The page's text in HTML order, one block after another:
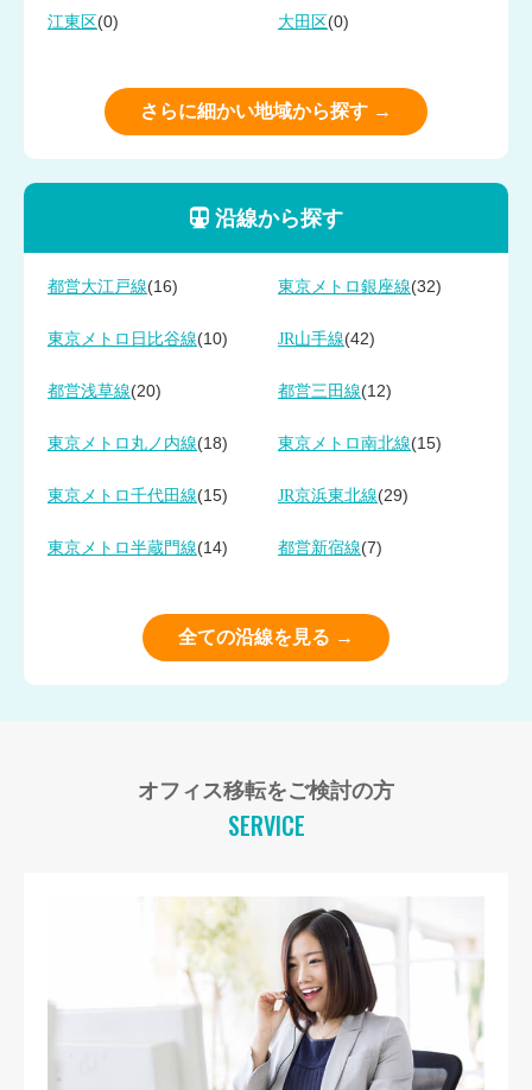
江東区 (0) 大田区 (0)
さらに細かい地域から探す →
沿線から探す
都営大江戸線(16) 東京メトロ銀座線(32)
東京メトロ日比谷線(10) JR山手線(42)
都営浅草線(20) 都営三田線(12)
東京メトロ丸ノ内線(18) 東京メトロ南北線(15)
東京メトロ千代田線(15) JR京浜東北線(29)
東京メトロ半蔵門線(14) 都営新宿線(7)
全ての沿線を見る →
オフィス移転をご検討の方
SERVICE